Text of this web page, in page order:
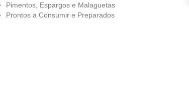
Pimentos, Espargos e Malaguetas
Prontos a Consumir e Preparados